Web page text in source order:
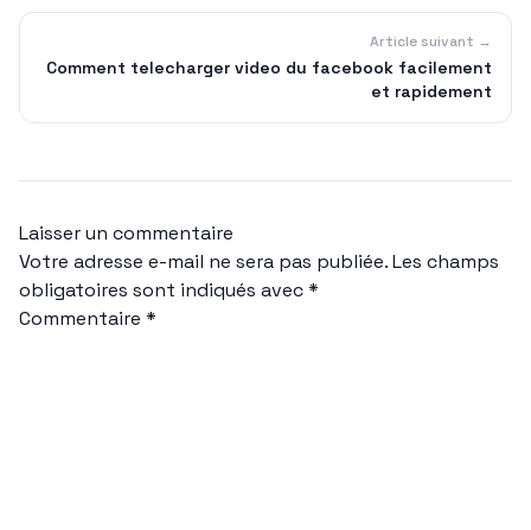
Article suivant →
Comment telecharger video du facebook facilement
et rapidement
Laisser un commentaire
Votre adresse e-mail ne sera pas publiée.Les champs
obligatoires sont indiqués avec*
Commentaire *